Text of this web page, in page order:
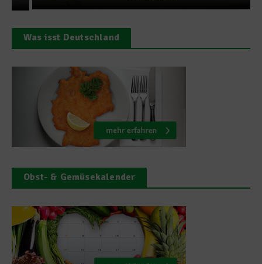
Was isst Deutschland
Obst- & Gemüsekalender